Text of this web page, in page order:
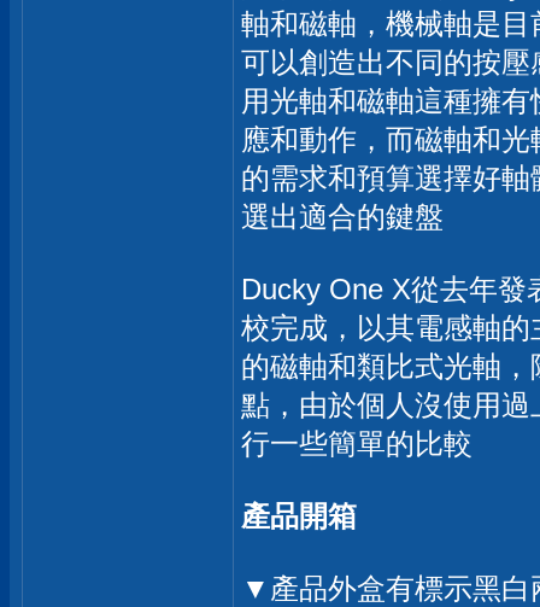
軸和磁軸，機械軸是
可以創造出不同的按
用光軸和磁軸這種擁
應和動作，而磁軸和
的需求和預算選擇好
選出適合的鍵盤
Ducky One X從去年
校完成，以其電感軸
的磁軸和類比式光軸
點，由於個人沒使用
行一些簡單的比較
產品開箱
▼產品外盒有標示黑白